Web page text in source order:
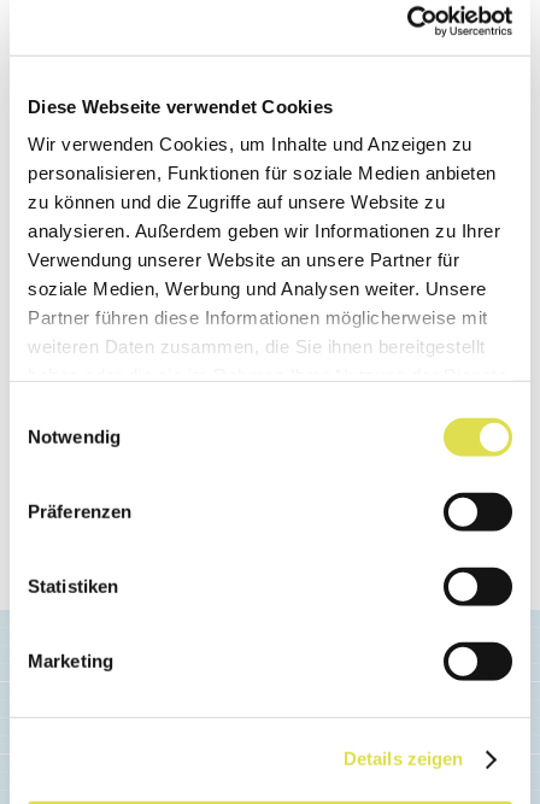
Diese Webseite verwendet Cookies
Wir verwenden Cookies, um Inhalte und Anzeigen zu
personalisieren, Funktionen für soziale Medien anbieten
zu können und die Zugriffe auf unsere Website zu
analysieren. Außerdem geben wir Informationen zu Ihrer
Verwendung unserer Website an unsere Partner für
soziale Medien, Werbung und Analysen weiter. Unsere
Partner führen diese Informationen möglicherweise mit
weiteren Daten zusammen, die Sie ihnen bereitgestellt
Notwendig
Präferenzen
Statistiken
Marketing
Details zeigen
Texte: SATW / Felix Würsten
Source: Technoscope 3/11: Réalité virtuelle.
Technoscopeest le magazine de la technique
pour les jeunes de la
SATW.
Cet article a été automatiquement importé de
notre ancien site. Merci de nous signaler, à
, toute erreur